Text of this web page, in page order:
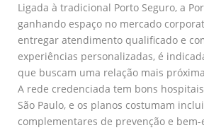
Ligada à tradicional Porto Seguro, a
ganhando espaço no mercado
entregar atendimento qualificado e
experiências personalizadas, é
que buscam uma relação mais
A rede credenciada tem bons
São Paulo, e os planos costumam
complementares de prevenção e bem-